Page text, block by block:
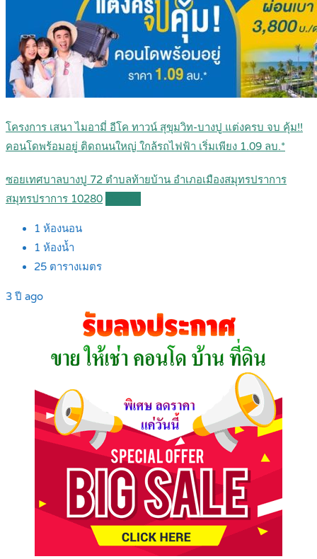
โครงการ เสนา ไมอามี่ อีโค ทาวน์ สุขุมวิท-บางปู แต่งครบ จบ คุ้ม!!
คอนโดพร้อมอยู่ ติดถนนใหญ่ ใกล้รถไฟฟ้า เริ่มเพียง 1.09 ลบ.*
ซอยเทศบาลบางปู 72 ตำบลท้ายบ้าน อำเภอเมืองสมุทรปราการ
สมุทรปราการ 10280
1 ห้องนอน
1 ห้องน้ำ
25 ตารางเมตร
3 ปี ago